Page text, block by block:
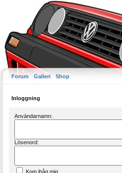
Forum Galleri Shop
Inloggning
Användarnamn:
Lösenord:
Kom ihåg mig